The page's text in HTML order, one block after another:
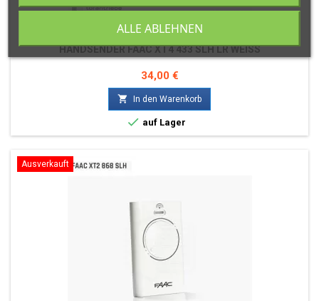
MARKE:FAAC
HANDSENDER FAAC XT4 433 SLH LR WEISS
Preis
34,00 €
 In den Warenkorb
 auf Lager
Ausverkauft
ALLE ABLEHNEN